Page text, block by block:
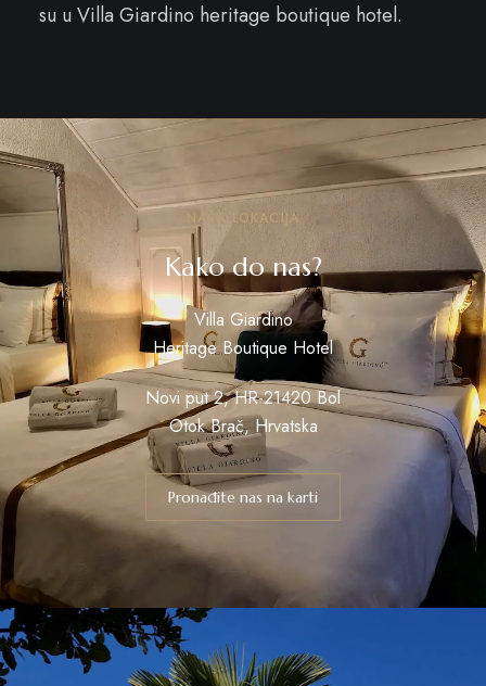
su u Villa Giardino heritage boutique hotel.
NAŠA LOKACIJA
Kako do nas?
Villa Giardino
Heritage Boutique Hotel
Novi put 2, HR-21420 Bol
Otok Brač, Hrvatska
Pronađite nas na karti